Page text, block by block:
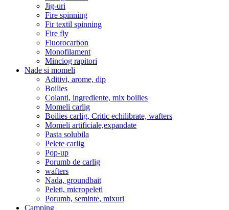
Jig-uri
Fire spinning
Fir textil spinning
Fire fly
Fluorocarbon
Monofilament
Minciog rapitori
Nade si momeli
Aditivi, arome, dip
Boilies
Colanti, ingrediente, mix boilies
Momeli carlig
Boilies carlig, Critic echilibrate, wafters
Momeli artificiale,expandate
Pasta solubila
Pelete carlig
Pop-up
Porumb de carlig
wafters
Nada, groundbait
Peleti, micropeleti
Porumb, seminte, mixuri
Camping